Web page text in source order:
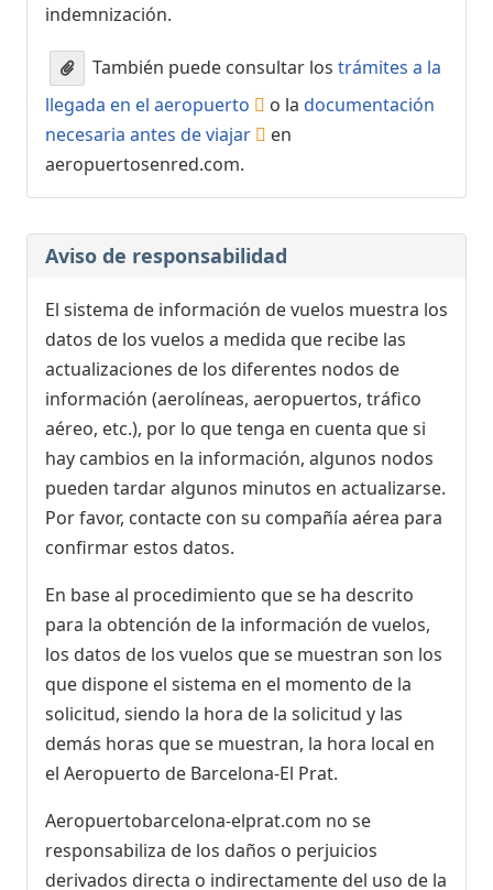
indemnización.
También puede consultar los trámites a la
llegada en el aeropuerto
o la documentación
necesaria antes de viajar
en
aeropuertosenred.com.
Aviso de responsabilidad
El sistema de información de vuelos muestra los
datos de los vuelos a medida que recibe las
actualizaciones de los diferentes nodos de
información (aerolíneas, aeropuertos, tráfico
aéreo, etc.), por lo que tenga en cuenta que si
hay cambios en la información, algunos nodos
pueden tardar algunos minutos en actualizarse.
Por favor, contacte con su compañía aérea para
confirmar estos datos.
En base al procedimiento que se ha descrito
para la obtención de la información de vuelos,
los datos de los vuelos que se muestran son los
que dispone el sistema en el momento de la
solicitud, siendo la hora de la solicitud y las
demás horas que se muestran, la hora local en
el Aeropuerto de Barcelona-El Prat.
Aeropuertobarcelona-elprat.com no se
responsabiliza de los daños o perjuicios
derivados directa o indirectamente del uso de la